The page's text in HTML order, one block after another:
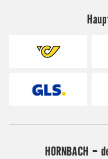
HORNBACH